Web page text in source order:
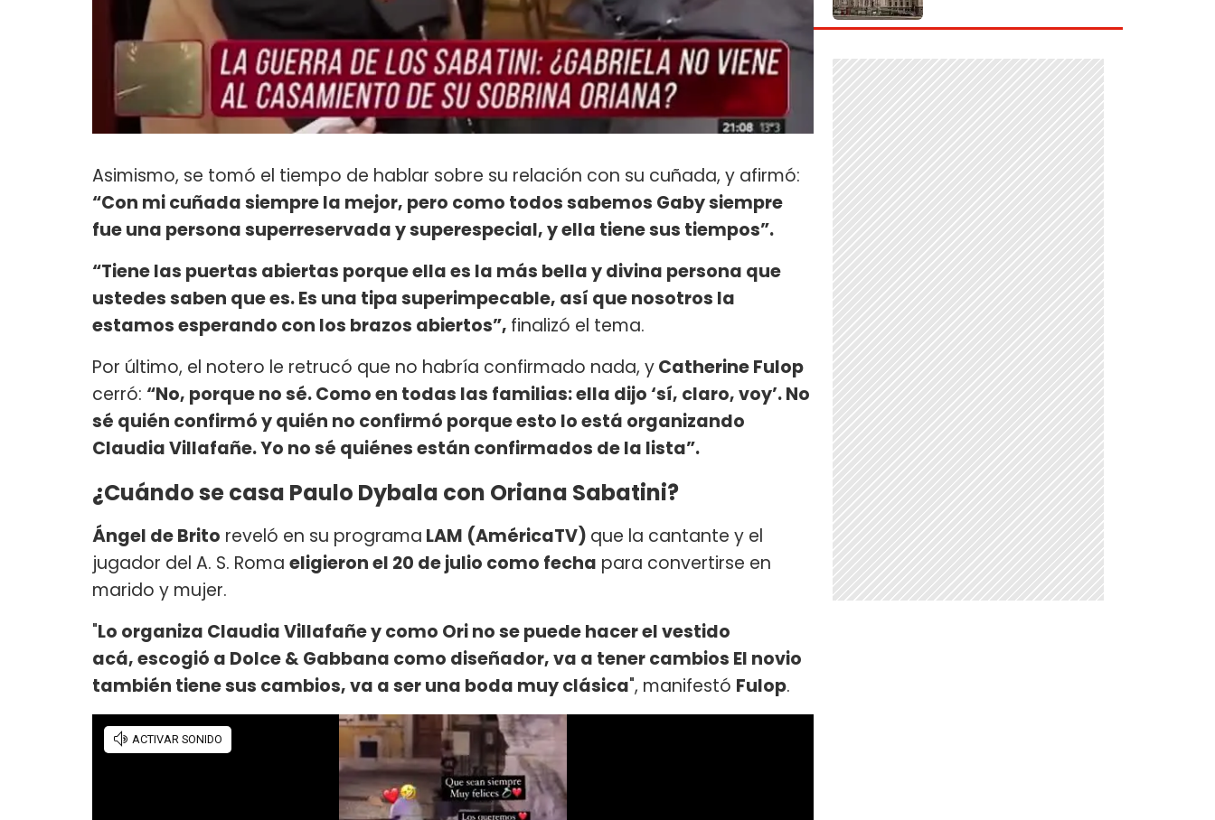
Asimismo, se tomó el tiempo de hablar sobre su relación con su cuñada, y afirmó:
“Con mi cuñada siempre la mejor, pero como todos sabemos Gaby siempre
fue una persona superreservada y superespecial, y ella tiene sus tiempos”.
“Tiene las puertas abiertas porque ella es la más bella y divina persona que
ustedes saben que es. Es una tipa superimpecable, así que nosotros la
estamos esperando con los brazos abiertos”, finalizó el tema.
Por último, el notero le retrucó que no habría confirmado nada, yCatherine Fulop
cerró: “No, porque no sé. Como en todas las familias: ella dijo ‘sí, claro, voy’. No
sé quién confirmó y quién no confirmó porque esto lo está organizando
Claudia Villafañe. Yo no sé quiénes están confirmados de la lista”.
¿Cuándo se casa Paulo Dybala con Oriana Sabatini?
Ángel de Brito reveló en su programa LAM (AméricaTV) que la cantante y el
jugador del A. S. Roma eligieron el 20 de julio como fecha para convertirse en
marido y mujer.
"Lo organiza Claudia Villafañe y como Ori no se puede hacer el vestido
acá, escogió a Dolce & Gabbana como diseñador, va a tener cambios El novio
también tiene sus cambios, va a ser una boda muy clásica", manifestó Fulop.